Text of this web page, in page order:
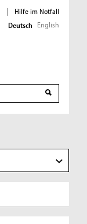
|
Hilfe im Notfall
Deutsch English